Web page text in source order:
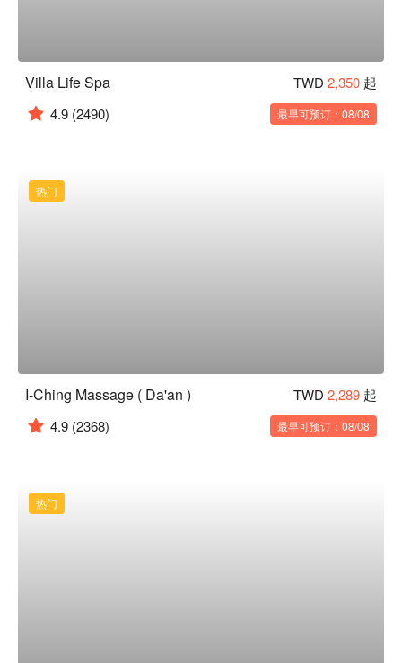
Villa Life Spa TWD 2,350 起
4.9 (2490) 最早可预订：08/08
热门
I-Ching Massage ( Da'an ) TWD 2,289 起
4.9 (2368) 最早可预订：08/08
热门